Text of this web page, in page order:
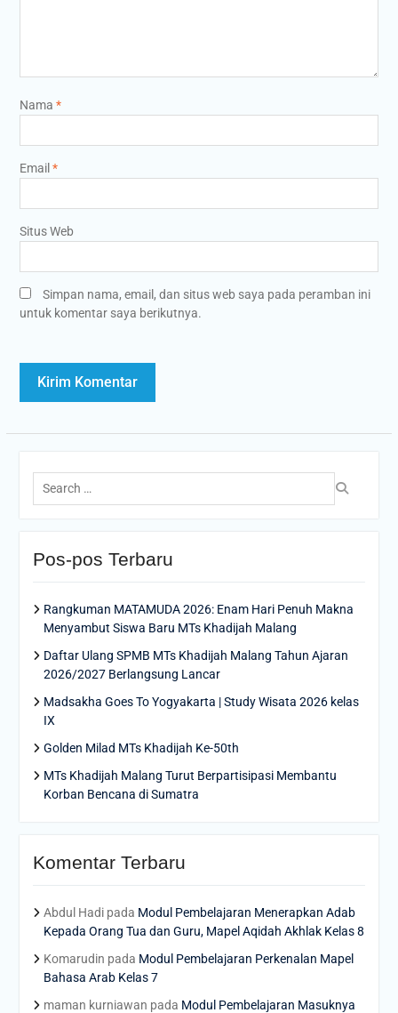
Nama *
Email *
Situs Web
Simpan nama, email, dan situs web saya pada peramban ini
untuk komentar saya berikutnya.
Search
for:
Pos-pos Terbaru
Rangkuman MATAMUDA 2026: Enam Hari Penuh Makna
Menyambut Siswa Baru MTs Khadijah Malang
Daftar Ulang SPMB MTs Khadijah Malang Tahun Ajaran
2026/2027 Berlangsung Lancar
Madsakha Goes To Yogyakarta | Study Wisata 2026 kelas
IX
Golden Milad MTs Khadijah Ke-50th
MTs Khadijah Malang Turut Berpartisipasi Membantu
Korban Bencana di Sumatra
Komentar Terbaru
Abdul Hadipada Modul Pembelajaran Menerapkan Adab
Kepada Orang Tua dan Guru, Mapel Aqidah Akhlak Kelas 8
Komarudin pada Modul Pembelajaran Perkenalan Mapel
Bahasa Arab Kelas 7
maman kurniawan pada Modul Pembelajaran Masuknya